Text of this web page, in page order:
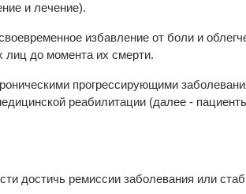
и лечение).
избавление от боли и
лиц до момента их смерти.
прогрессирующими
реабилитации (далее -
достичь ремиссии заболевания или